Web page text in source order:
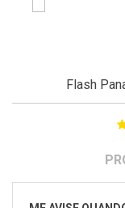
Flash